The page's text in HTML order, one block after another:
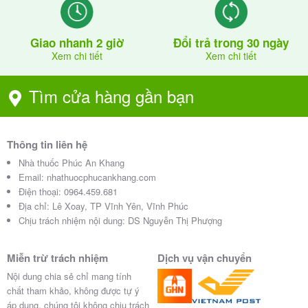
Lời khuyên của bác sĩ/ dược sĩ
Chế độ ăn uống, nghỉ ngơi.
+Thực phẩm nên kiêng ăn:
-Mỡ đông vật, da, thịt động vật chưa lọc mỡ, gạch
-Sữa béo nguyên kem.
-Lòng đỏ trứng, bơ, phomat,…
-Thịt da cầm chưa bỏ da.
-Hạn chế đường, mật, chỉ nên tiêu thụ tối đa 10 –
20g/ngày.
Giao nhanh 2 giờ
Xem chi tiết
Đổi trả trong 30 ngày
Xem chi tiết
Tìm cửa hàng gần bạn
Thông tin liên hệ
Nhà thuốc Phúc An Khang
Email: nhathuocphucankhang.com
Điện thoại: 0964.459.681
Địa chỉ: Lê Xoay, TP Vĩnh Yên, Vĩnh Phúc
Chịu trách nhiệm nội dung: DS Nguyễn Thị Phượng
Miễn trừ trách nhiệm
Nội dung chia sẻ chỉ mang tính
chất tham khảo, không được tự ý
áp dụng, chúng tôi không chịu trách
Dịch vụ vận chuyển